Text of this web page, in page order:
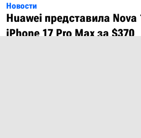
Новости
Huawei представила Nova
iPhone 17 Pro Max за $370